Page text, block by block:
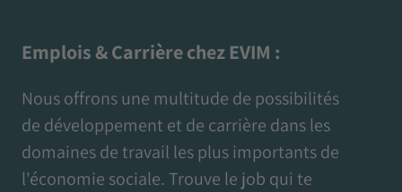
Emplois & Carrière chez EVIM :
Nous offrons une multitude de possibilités
de développement et de carrière dans les
domaines de travail les plus importants de
l'économie sociale. Trouve le job qui te